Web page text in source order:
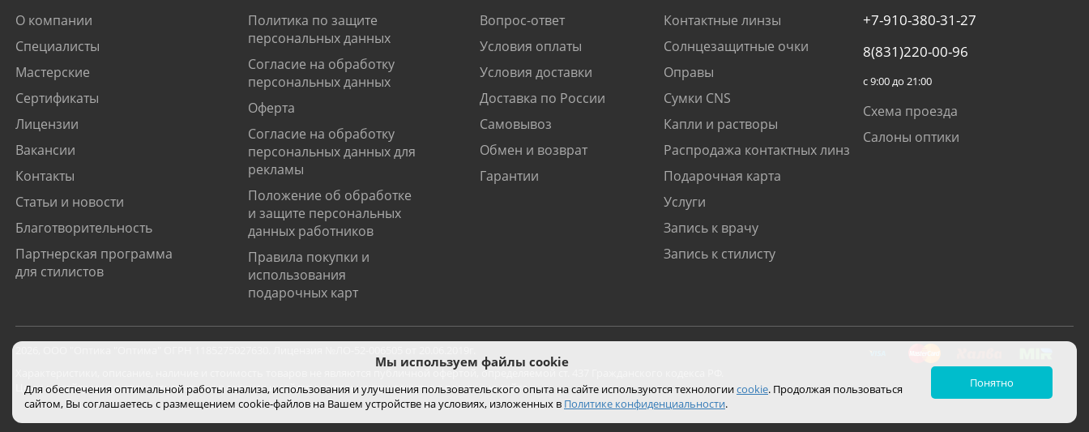
О компании
Специалисты
Мастерские
Сертификаты
Лицензии
Вакансии
Контакты
Статьи и новости
Благотворительность
Партнерская программа
для стилистов
Политика по защите
персональных данных
Согласие на обработку
персональных данных
Оферта
Согласие на обработку
персональных данных для
рекламы
Положение об обработке
и защите персональных
данных работников
Правила покупки и
использования
подарочных карт
Вопрос-ответ
Условия оплаты
Условия доставки
Доставка по России
Самовывоз
Обмен и возврат
Гарантии
Контактные линзы
Солнцезащитные очки
Оправы
Сумки CNS
Капли и растворы
Распродажа контактных линз
Подарочная карта
Услуги
Запись к врачу
Запись к стилисту
+7-910-380-31-27
8(831)220-00-96
с 9:00 до 21:00
Схема проезда
Салоны оптики
Характеристики, описание, наличие и стоимость товаров не являются публичной офертой, определяемой ст. 437 Гражданского кодекса РФ.
Цены на сайте могут отличаться от цен в салонах и действуют только при покупке с помощью сайта.
Мы используем файлы cookie
Для обеспечения оптимальной работы анализа, использования и улучшения пользовательского опыта на сайте используются технологииcookie. Продолжая пользоваться
сайтом, Вы соглашаетесь с размещением cookie-файлов на Вашем устройстве на условиях, изложенных в Политике конфиденциальности.
Понятно